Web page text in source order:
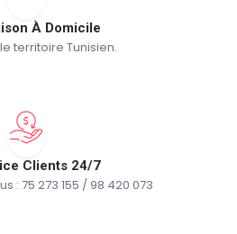
À Domicile
territoire Tunisien.
Clients 24/7
: 75 273 155 / 98 420 073